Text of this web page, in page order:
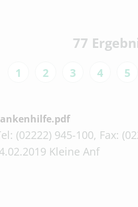
77
1 2 3 4 5
(02222) 945-100, Fax:
Kleine Anf